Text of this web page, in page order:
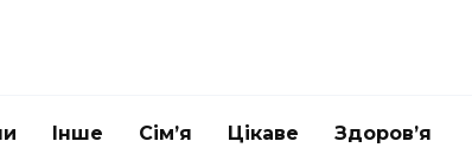
Інше Сім’я Цікаве Здоров’я